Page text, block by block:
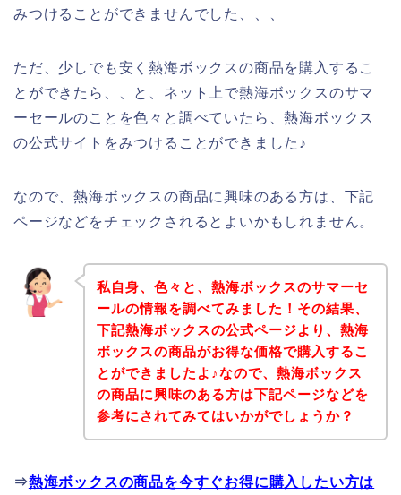
みつけることができませんでした、、、
ただ、少しでも安く熱海ボックスの商品を購入するこ
とができたら、、と、ネット上で熱海ボックスのサマ
ーセールのことを色々と調べていたら、熱海ボックス
の公式サイトをみつけることができました♪
なので、熱海ボックスの商品に興味のある方は、下記
ページなどをチェックされるとよいかもしれません。
私自身、色々と、熱海ボックスのサマーセ
ールの情報を調べてみました！その結果、
下記熱海ボックスの公式ページより、熱海
ボックスの商品がお得な価格で購入するこ
とができましたよ♪なので、熱海ボックス
の商品に興味のある方は下記ページなどを
参考にされてみてはいかがでしょうか？
⇒熱海ボックスの商品を今すぐお得に購入したい方は